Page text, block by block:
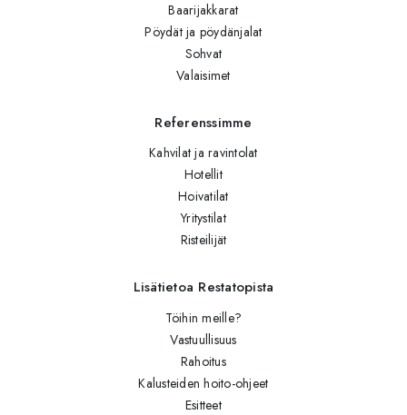
Baarijakkarat
Pöydät ja pöydänjalat
Sohvat
Valaisimet
Referenssimme
Kahvilat ja ravintolat
Hotellit
Hoivatilat
Yritystilat
Risteilijät
Lisätietoa Restatopista
Töihin meille?
Vastuullisuus
Rahoitus
Kalusteiden hoito-ohjeet
Esitteet